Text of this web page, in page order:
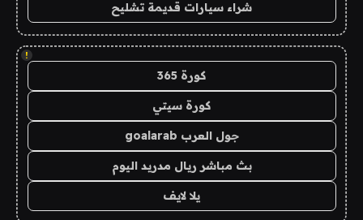
شراء سيارات قديمة تشليح
!
كورة 365
كورة سيتي
جول العرب goalarab
بث مباشر ريال مدريد اليوم
يلا لايف